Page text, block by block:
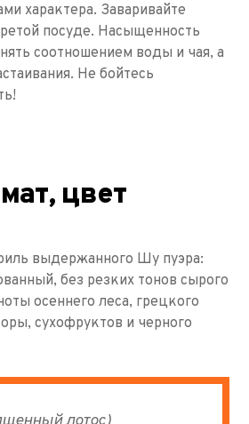
характера. Заваривайте
посуде. Насыщенность
соотношением воды и чая, а
Не бойтесь
цвет
выдержанного Шу пуэра:
без резких тонов сырого
осеннего леса, грецкого
сухофруктов и черного